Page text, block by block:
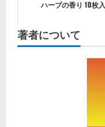
ハーブの香り 10枚入
著者について